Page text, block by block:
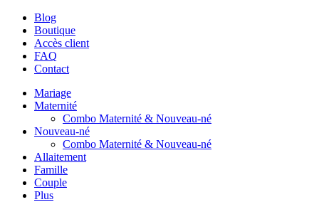
Blog
Boutique
Accès client
FAQ
Contact
Mariage
Maternité
Combo Maternité & Nouveau-né
Nouveau-né
Combo Maternité & Nouveau-né
Allaitement
Famille
Couple
Plus